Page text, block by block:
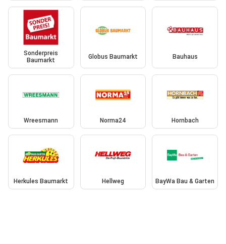
Sonderpreis
Baumarkt
Globus Baumarkt Bauhaus
Wreesmann Norma24 Hornbach
Herkules Baumarkt Hellweg BayWa Bau & Garten